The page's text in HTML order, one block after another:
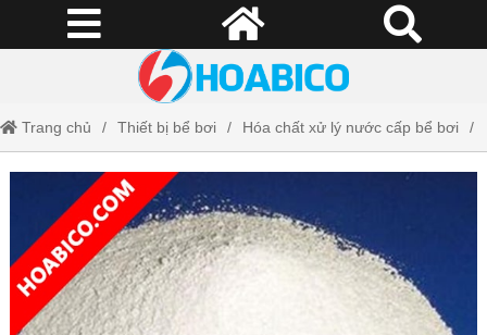
Trang chủ Thiết bị bể bơi Hóa chất xử lý nước cấp bể bơi
Soda Ash Light